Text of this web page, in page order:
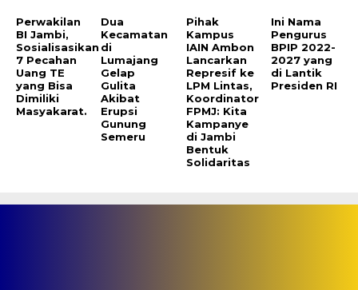
Perwakilan
BI Jambi,
Sosialisasikan
7 Pecahan
Uang TE
yang Bisa
Dimiliki
Masyakarat.
Dua
Kecamatan
di
Lumajang
Gelap
Gulita
Akibat
Erupsi
Gunung
Semeru
Pihak
Kampus
IAIN Ambon
Lancarkan
Represif ke
LPM Lintas,
Koordinator
FPMJ: Kita
Kampanye
di Jambi
Bentuk
Solidaritas
Ini Nama
Pengurus
BPIP 2022-
2027 yang
di Lantik
Presiden RI